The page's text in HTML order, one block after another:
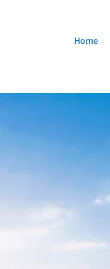
Home